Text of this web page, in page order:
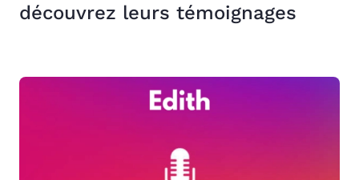
découvrez leurs témoignages